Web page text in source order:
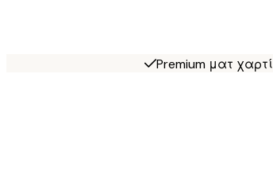
Premium ματ χαρτί